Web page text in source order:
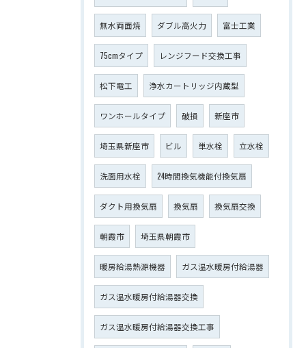
無水両面焼 ダブル高火力 富士工業
75cmタイプ レンジフード交換工事
松下電工 浄水カートリッジ内蔵型
ワンホールタイプ 破損 新座市
埼玉県新座市 ビル 単水栓 立水栓
洗面用水栓 24時間換気機能付換気扇
ダクト用換気扇 換気扇 換気扇交換
朝霞市 埼玉県朝霞市
暖房給湯熱源機器 ガス温水暖房付給湯器
ガス温水暖房付給湯器交換
ガス温水暖房付給湯器交換工事